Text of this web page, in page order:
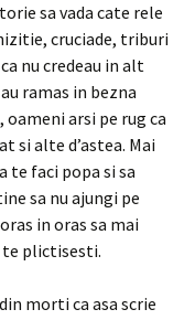
sa vada cate rele
cruciade, triburi
nu credeau in alt
ramas in bezna
oameni arsi pe rug ca
si alte d’astea. Mai
te faci popa si sa
sa nu ajungi pe
in oras sa mai
te plictisesti.
morti ca asa scrie